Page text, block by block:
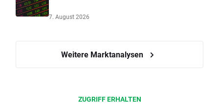
7. August 2026
Weitere Marktanalysen
ZUGRIFF ERHALTEN